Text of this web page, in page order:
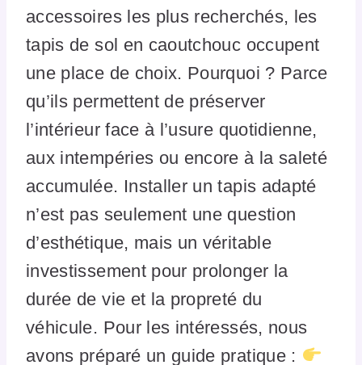
accessoires les plus recherchés, les
tapis de sol en caoutchouc occupent
une place de choix. Pourquoi ? Parce
qu’ils permettent de préserver
l’intérieur face à l’usure quotidienne,
aux intempéries ou encore à la saleté
accumulée. Installer un tapis adapté
n’est pas seulement une question
d’esthétique, mais un véritable
investissement pour prolonger la
durée de vie et la propreté du
véhicule. Pour les intéressés, nous
avons préparé un guide pratique :